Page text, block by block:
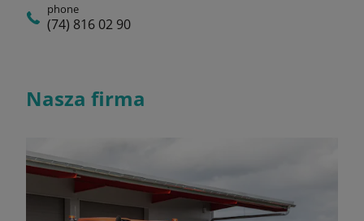
phone
(74) 816 02 90
Nasza firma